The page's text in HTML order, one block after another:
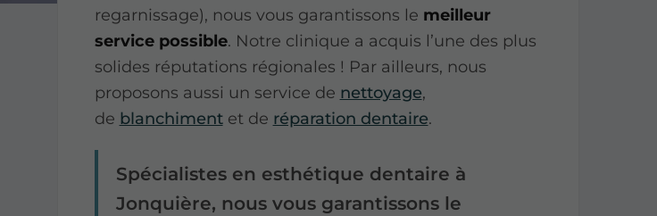
regarnissage), nous vous garantissons le meilleur
service possible. Notre clinique a acquis l’une des plus
solides réputations régionales ! Par ailleurs, nous
proposons aussi un service de nettoyage,
de blanchimentet de réparation dentaire.
Spécialistes en esthétique dentaire à
Jonquière, nous vous garantissons le